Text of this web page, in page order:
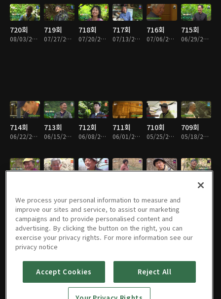
720회
08/03/2026 • 58분
719회
07/27/2026 • 59분
718회
07/20/2026 • 58분
717회
07/13/2026 • 59분
716회
07/06/2026 • 58분
715회
06/29/2026 • 58분
714회
06/22/2026 • 58분
713회
06/15/2026 • 59분
712회
06/08/2026 • 59분
711회
06/01/2026 • 58분
710회
05/25/2026 • 58분
709회
05/18/2026 • 59분
703회
702회
03/30/2026 • 58분
701회 700회 699회 698회 697회
We process your personal information to measure and
improve our sites and service, to assist our marketing
campaigns and to provide personalised content and
advertising. By clicking the button on the right, you can
exercise your privacy rights. For more information see our
privacy notice
Accept Cookies Reject All